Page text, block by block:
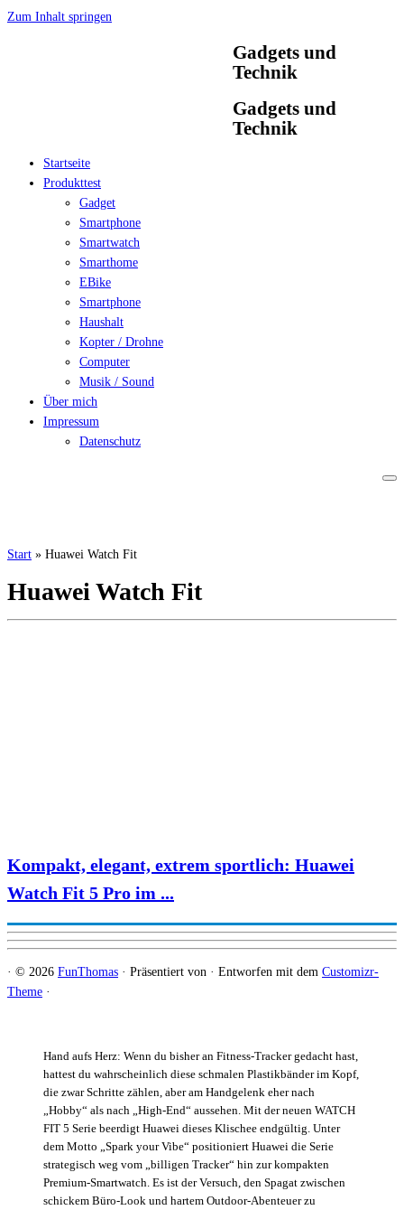
Zum Inhalt springen
Gadgets und
Technik
Gadgets und
Technik
Startseite
Produkttest
Gadget
Smartphone
Smartwatch
Smarthome
EBike
Smartphone
Haushalt
Kopter / Drohne
Computer
Musik / Sound
Über mich
Impressum
Datenschutz
Start » Huawei Watch Fit
Huawei Watch Fit
Hand aufs Herz: Wenn du bisher an Fitness-Tracker gedacht hast,
hattest du wahrscheinlich diese schmalen Plastikbänder im Kopf,
die zwar Schritte zählen, aber am Handgelenk eher nach
„Hobby“ als nach „High-End“ aussehen. Mit der neuen WATCH
FIT 5 Serie beerdigt Huawei dieses Klischee endgültig. Unter
dem Motto „Spark your Vibe“ positioniert Huawei die Serie
strategisch weg vom „billigen Tracker“ hin zur kompakten
Premium-Smartwatch. Es ist der Versuch, den Spagat zwischen
schickem Büro-Look und hartem Outdoor-Abenteuer zu
Kompakt, elegant, extrem sportlich: Huawei
Watch Fit 5 Pro im ...
· © 2026 FunThomas · Präsentiert von · Entworfen mit dem Customizr-
Theme ·